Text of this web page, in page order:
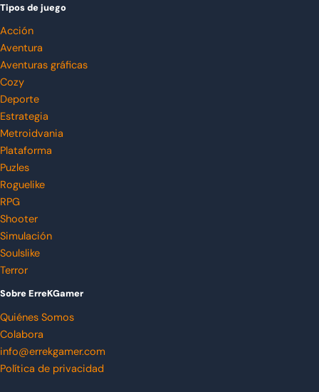
Tipos de juego
Acción
Aventura
Aventuras gráficas
Cozy
Deporte
Estrategia
Metroidvania
Plataforma
Puzles
Roguelike
RPG
Shooter
Simulación
Soulslike
Terror
Sobre ErreKGamer
Quiénes Somos
Colabora
info@errekgamer.com
Política de privacidad